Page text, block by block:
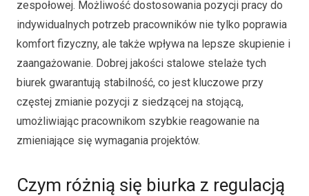
zespołowej. Możliwość dostosowania pozycji pracy do
indywidualnych potrzeb pracowników nie tylko poprawia
komfort fizyczny, ale także wpływa na lepsze skupienie i
zaangażowanie. Dobrej jakości stalowe stelaże tych
biurek gwarantują stabilność, co jest kluczowe przy
częstej zmianie pozycji z siedzącej na stojącą,
umożliwiając pracownikom szybkie reagowanie na
zmieniające się wymagania projektów.
Czym różnią się biurka z regulacją